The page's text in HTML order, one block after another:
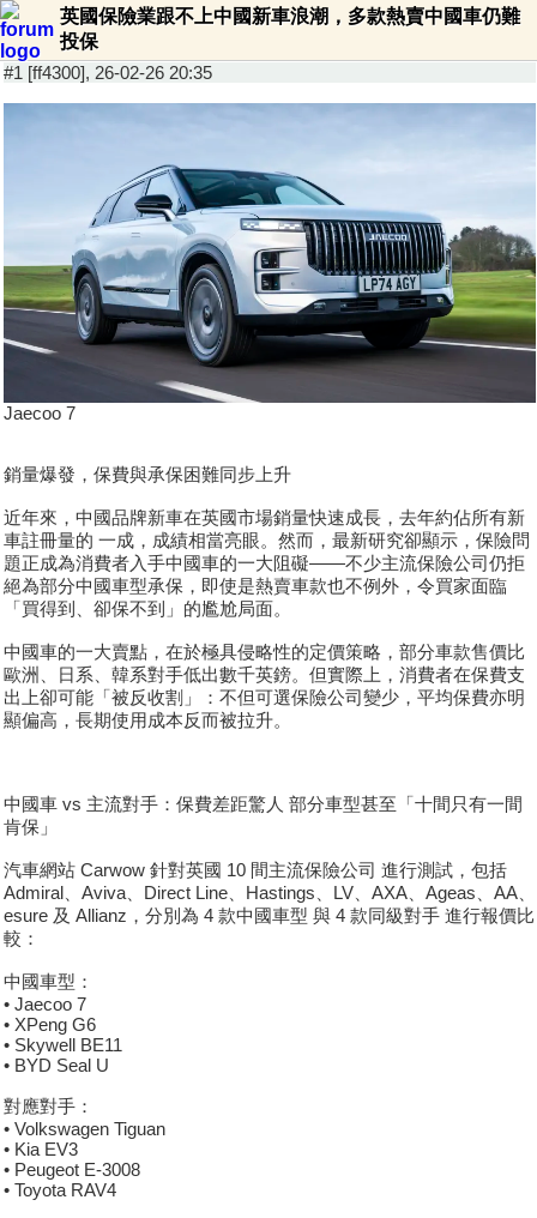
英國保險業跟不上中國新車浪潮，多款熱賣中國車仍難
投保
#1 [ff4300], 26-02-26 20:35
Jaecoo 7
銷量爆發，保費與承保困難同步上升
近年來，中國品牌新車在英國市場銷量快速成長，去年約佔所有新
車註冊量的 一成，成績相當亮眼。然而，最新研究卻顯示，保險問
題正成為消費者入手中國車的一大阻礙——不少主流保險公司仍拒
絕為部分中國車型承保，即使是熱賣車款也不例外，令買家面臨
「買得到、卻保不到」的尷尬局面。
中國車的一大賣點，在於極具侵略性的定價策略，部分車款售價比
歐洲、日系、韓系對手低出數千英鎊。但實際上，消費者在保費支
出上卻可能「被反收割」：不但可選保險公司變少，平均保費亦明
顯偏高，長期使用成本反而被拉升。
中國車 vs 主流對手：保費差距驚人 部分車型甚至「十間只有一間
肯保」
汽車網站 Carwow 針對英國 10 間主流保險公司 進行測試，包括
Admiral、Aviva、Direct Line、Hastings、LV、AXA、Ageas、AA、
esure 及 Allianz，分別為 4 款中國車型 與 4 款同級對手 進行報價比
較：
中國車型：
• Jaecoo 7
• XPeng G6
• Skywell BE11
• BYD Seal U
對應對手：
• Volkswagen Tiguan
• Kia EV3
• Peugeot E-3008
• Toyota RAV4